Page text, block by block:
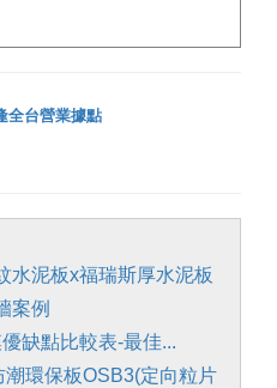
全台營業據點
水泥板x福瑞斯厚水泥板
案例
缺點比較表-最佳...
潮環保板OSB3(定向粒片